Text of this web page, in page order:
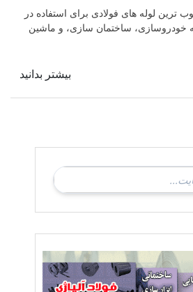
ترین لوله های فولادی برای استفاده در
خودروسازی، ساختمان سازی، و ماشین
بیشتر بدانید